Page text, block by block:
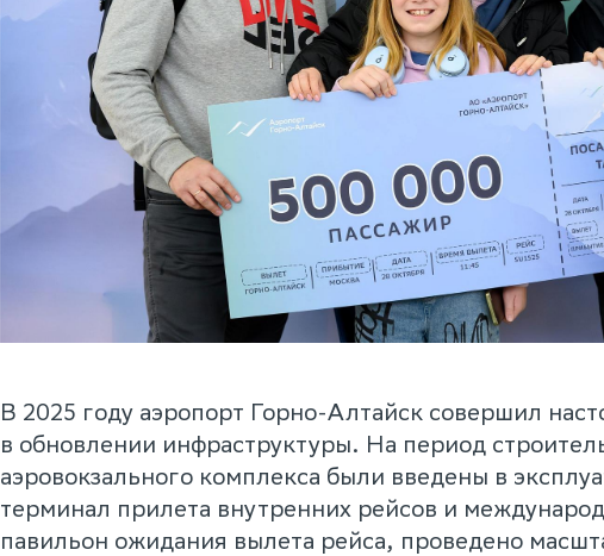
В 2025 году аэропорт Горно-Алтайск совершил
в обновлении инфраструктуры. На период
аэровокзального комплекса были введены в
терминал прилета внутренних рейсов и
павильон ожидания вылета рейса, проведено